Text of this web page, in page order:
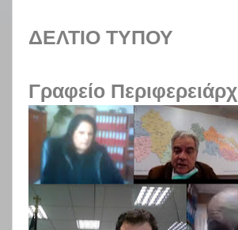
ΔΕΛΤΙΟ ΤΥΠΟΥ
Γραφείο